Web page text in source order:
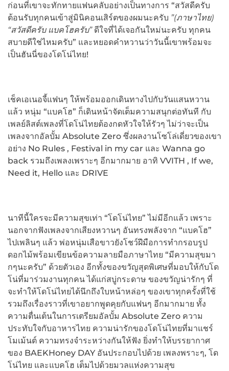
ก่อนที่เขาจะทักทายแฟนคลับอย่างเป็นทางการ “สวัสดีครับ
ต้อนรับทุกคนเข้าสู่มินิคอนเสิร์ตของผมนะครับ ”(ภาษาไทย)
“สวัสดีครับ แบคโฮครับ” ดีใจที่ได้เจอกันใหม่นะครับ ทุกคน
สบายดีใช่ไหมครับ” และหยอดคำหวานว่าวันนี้เขาพร้อมจะ
เป็นฮันนี่ของโดโน่ไทย!
เช็คเอเนอจี้แฟนๆ ให้พร้อมออกเดินทางไปกับวันแสนหวาน
แล้ว หนุ่ม “แบคโฮ” ก็เดินหน้าจัดเต็มความสนุกต่อทันที กับ
เพลย์ลิสต์เพลงที่โดโน่ไทยต้องกดหัวใจให้รัวๆ ไม่ว่าจะเป็น
เพลงจากอัลบั้ม Absolute Zero ซึ่งผลงานโซโล่เดี่ยวของเขา
อย่าง No Rules , Festival in my car และ Wanna go
back รวมถึงเพลงเพราะๆ อีกมากมาย อาทิ VVITH , If we,
Need it, Hello และ DRIVE
นาทีนี้ใครจะมีความสุขเท่า “โดโน่ไทย” ไม่มีอีกแล้ว เพราะ
นอกจากฟังเพลงจากเสียงหวานๆ อันทรงพลังจาก “แบคโฮ”
ไปเพลินๆ แล้ว พ่อหนุ่มเสือขาวยังโชว์ฝีมือการทำกรอบรูป
ดอกไม้พร้อมเขียนข้อความลายมือภาษาไทย “มีความสุขมา
กๆนะครับ” ด้วยตัวเอง อีกทั้งของขวัญสุดพิเศษที่มอบให้กับโด
โน่ที่มาร่วมงานทุกคน ได้แก่สบู่กระดาษ ของขวัญน่ารักๆ ที่
จะทำให้โดโน่ไทยได้นึกถึงใบหน้าหล่อๆ ของเขาทุกครั้งที่ใช้
รวมถึงเรื่องราวที่เขาอยากพูดคุยกับแฟนๆ อีกมากมาย ทั้ง
ความตื่นเต้นในการเตรียมอัลบั้ม Absolute Zero ความ
ประทับใจกับอาหารไทย ความน่ารักของโดโน่ไทยที่มาแชร์
โมเม้นต์ ความทรงจำระหว่างกันให้ฟัง ยิ่งทำให้บรรยากาศ
ของ BAEKHoney DAY อันประกอบไปด้วย เพลงพราะๆ, โด
โน่ไทย และแบคโฮ เต็มไปด้วยมวลแห่งความสุข